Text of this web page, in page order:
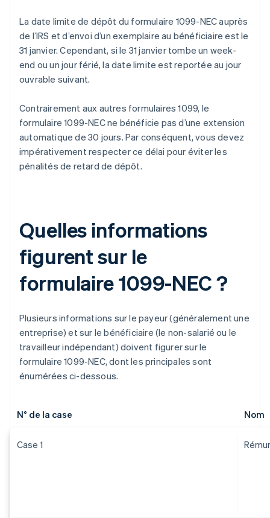
La date limite de dépôt du formulaire 1099-NEC auprès
de l’IRS et d’envoi d’un exemplaire au bénéficiaire est le
31 janvier. Cependant, si le 31 janvier tombe un week-
end ou un jour férié, la date limite est reportée au jour
ouvrable suivant.
Contrairement aux autres formulaires 1099, le
formulaire 1099-NEC ne bénéficie pas d’une extension
automatique de 30 jours. Par conséquent, vous devez
impérativement respecter ce délai pour éviter les
pénalités de retard de dépôt.
Quelles informations
figurent sur le
formulaire 1099-NEC ?
Plusieurs informations sur le payeur (généralement une
entreprise) et sur le bénéficiaire (le non-salarié ou le
travailleur indépendant) doivent figurer sur le
formulaire 1099-NEC, dont les principales sont
énumérées ci-dessous.
N° de la case Nom
Case 1